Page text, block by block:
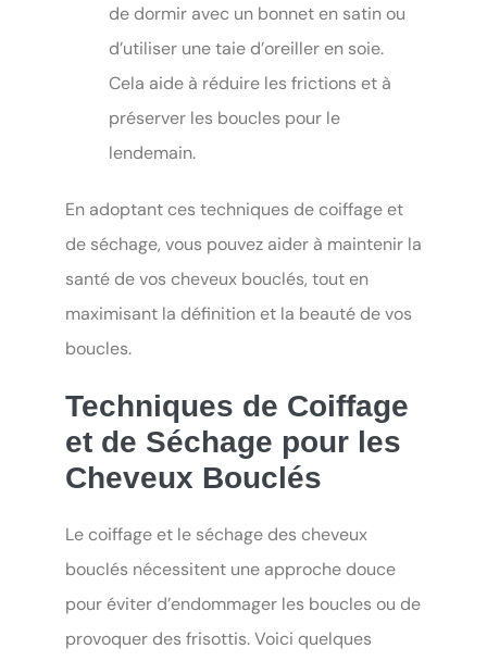
de dormir avec un bonnet en satin ou
d’utiliser une taie d’oreiller en soie.
Cela aide à réduire les frictions et à
préserver les boucles pour le
lendemain.
En adoptant ces techniques de coiffage et
de séchage, vous pouvez aider à maintenir la
santé de vos cheveux bouclés, tout en
maximisant la définition et la beauté de vos
boucles.
Techniques de Coiffage
et de Séchage pour les
Cheveux Bouclés
Le coiffage et le séchage des cheveux
bouclés nécessitent une approche douce
pour éviter d’endommager les boucles ou de
provoquer des frisottis. Voici quelques